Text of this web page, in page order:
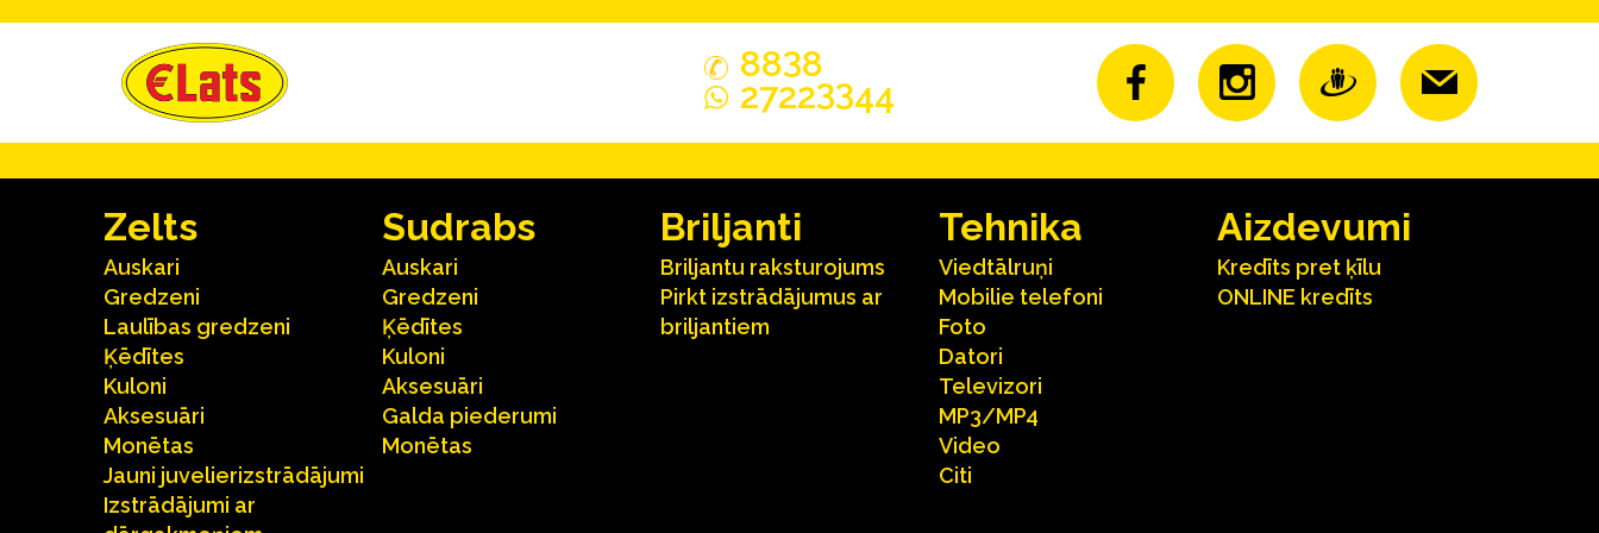
8838
27223344
Zelts
Auskari
Gredzeni
Laulības gredzeni
Ķēdītes
Kuloni
Aksesuāri
Monētas
Jauni juvelierizstrādājumi
Izstrādājumi ar
Sudrabs
Auskari
Gredzeni
Ķēdītes
Kuloni
Aksesuāri
Galda piederumi
Monētas
Briljanti
Briljantu raksturojums
Pirkt izstrādājumus ar
briljantiem
Tehnika
Viedtālruņi
Mobilie telefoni
Foto
Datori
Televizori
MP3/MP4
Video
Citi
Aizdevumi
Kredīts pret ķīlu
ONLINE kredīts